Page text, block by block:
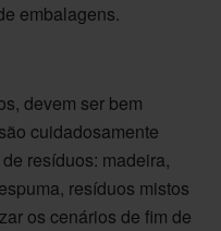
embalagens.
devem ser bem
cuidadosamente
resíduos: madeira,
resíduos mistos
os cenários de fim de